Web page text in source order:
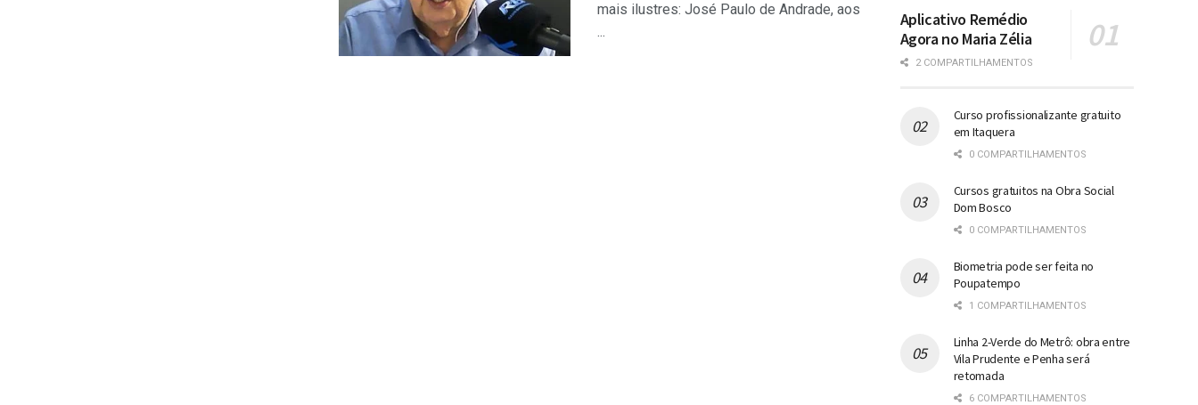
mais ilustres: José Paulo de Andrade, aos
...
Aplicativo Remédio
Agora no Maria Zélia
2 COMPARTILHAMENTOS
Curso profissionalizante gratuito
em Itaquera
0 COMPARTILHAMENTOS
Cursos gratuitos na Obra Social
Dom Bosco
0 COMPARTILHAMENTOS
Biometria pode ser feita no
Poupatempo
1 COMPARTILHAMENTOS
Linha 2-Verde do Metrô: obra entre
Vila Prudente e Penha será
retomada
6 COMPARTILHAMENTOS